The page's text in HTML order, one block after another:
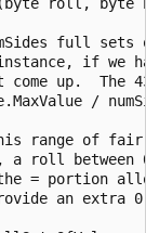
full sets
if we
come up.  The
/
range of
a roll between
= portion
an extra